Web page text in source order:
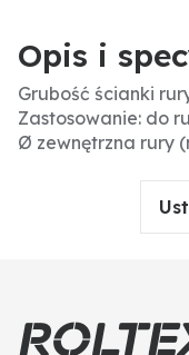
Opis i
Grubość ścianki
Zastosowanie: do
Ø zewnętrzna rury